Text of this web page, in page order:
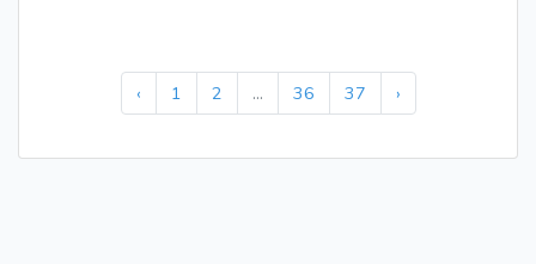
‹ 1 2 ... 36 37 ›